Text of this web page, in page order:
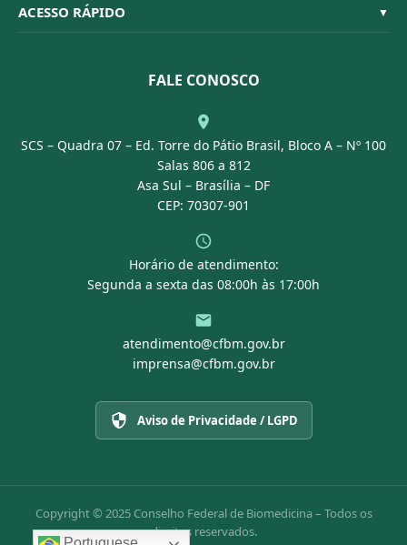
Conselheiros
Dúvidas Frequentes
Resoluções
ACESSO RÁPIDO ▼
Portal Transparência
FALE CONOSCO
SCS – Quadra 07 – Ed. Torre do Pátio Brasil, Bloco A – Nº 100
Salas 806 a 812
Asa Sul – Brasília – DF
CEP: 70307-901
Horário de atendimento:
Segunda a sexta das 08:00h às 17:00h
atendimento@cfbm.gov.br
imprensa@cfbm.gov.br
Aviso de Privacidade / LGPD
Copyright © 2025 Conselho Federal de Biomedicina – Todos os
direitos reservados.